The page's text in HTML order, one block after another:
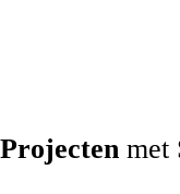
Projecten met